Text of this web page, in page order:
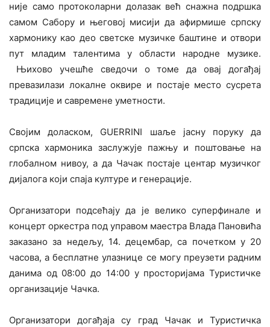
није само протоколарни долазак већ снажна подршка
самом Сабору и његовој мисији да афирмише српску
хармонику као део светске музичке баштине и отвори
пут младим талентима у области народне музике.
Њихово учешће сведочи о томе да овај догађај
превазилази локалне оквире и постаје место сусрета
традиције и савремене уметности.
Својим доласком, GUERRINI шаље јасну поруку да
српска хармоника заслужује пажњу и поштовање на
глобалном нивоу, а да Чачак постаје центар музичког
дијалога који спаја културе и генерације.
Организатори подсећају да је велико суперфинале и
концерт оркестра под управом маестра Влада Пановића
заказано за недељу, 14. децембар, са почетком у 20
часова, а бесплатне улазнице се могу преузети радним
данима од 08:00 до 14:00 у просторијама Туристичке
организације Чачка.
Организатори догађаја су град Чачак и Туристичка